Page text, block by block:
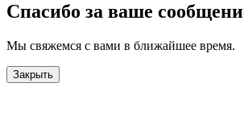
Спасибо за ваше
Мы свяжемся с вами в ближайшее время.
Закрыть